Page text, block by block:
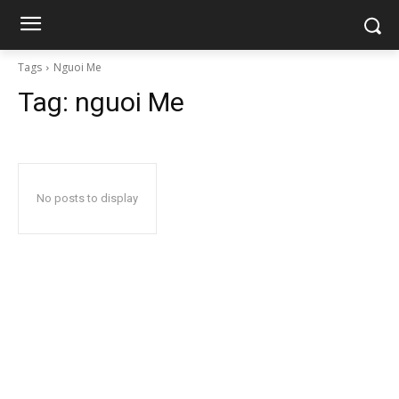
Tags Nguoi Me
Tag: nguoi Me
No posts to display